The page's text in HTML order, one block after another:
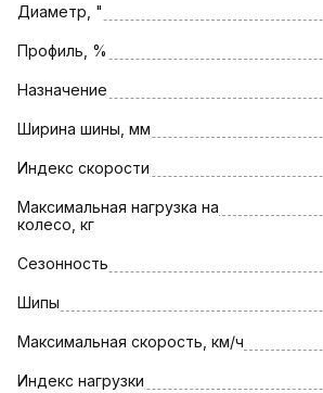
Диаметр, "
Профиль, %
Назначение
Ширина шины, мм
Индекс скорости
Максимальная нагрузка на
колесо, кг
Сезонность
Шипы
Максимальная скорость, км/ч
Индекс нагрузки